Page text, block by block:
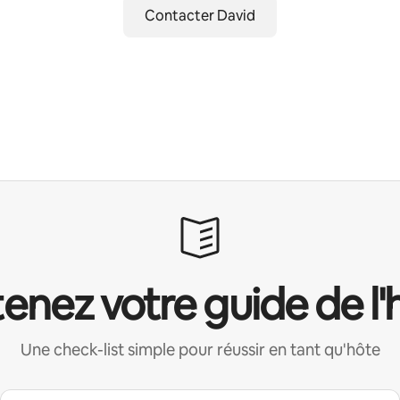
Contacter David
votre guide de
Une check-list simple pour réussir en tant qu'hôte